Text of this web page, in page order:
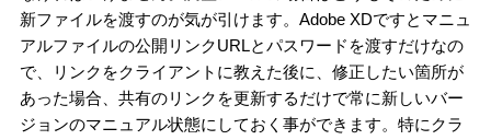
新ファイルを渡すのが気が引けます。Adobe XDですとマニュ
アルファイルの公開リンクURLとパスワードを渡すだけなの
で、リンクをクライアントに教えた後に、修正したい箇所が
あった場合、共有のリンクを更新するだけで常に新しいバー
ジョンのマニュアル状態にしておく事ができます。特にクラ